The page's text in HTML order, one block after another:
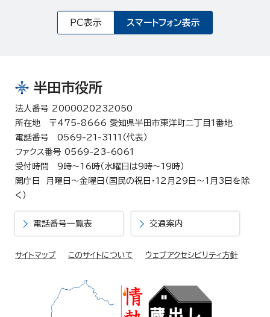
PC表示 スマートフォン表示
半田市役所
法人番号 2000020232050
所在地 〒475-8666 愛知県半田市東洋町二丁目1番地
電話番号 0569-21-3111（代表）
ファクス番号 0569-23-6061
受付時間 9時～16時（水曜日は9時～19時）
開庁日 月曜日～金曜日（国民の祝日・12月29日～1月3日を除
く）
電話番号一覧表 交通案内
サイトマップ このサイトについて ウェブアクセシビリティ方針